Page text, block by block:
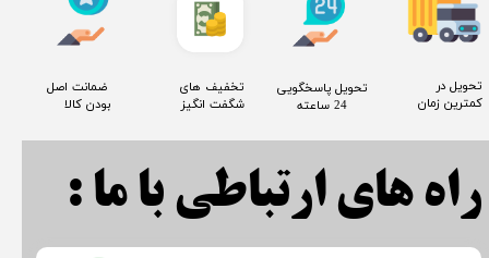
راه های ارتباطی با ما :
​تحویل در
کمترین زمان
​تحویل پاسخگویی
24 ساعته
​تخفیف های
شگفت انگیز
​ ضمانت اصل
بودن کالا